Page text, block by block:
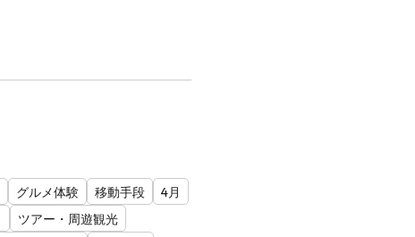
グルメ体験 移動手段
4月
ツアー・周遊観光